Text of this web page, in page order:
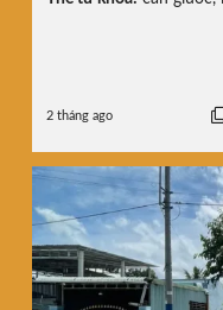
2 tháng ago